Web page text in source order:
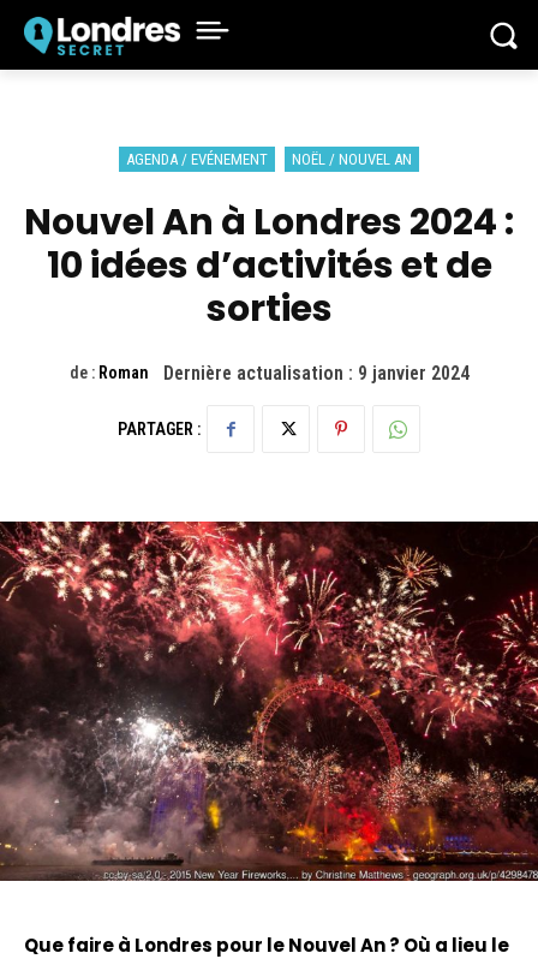
AGENDA / EVÉNEMENT NOËL / NOUVEL AN
Nouvel An à Londres 2024 :
10 idées d’activités et de
sorties
de : Roman Dernière actualisation : 9 janvier 2024
PARTAGER :
Que faire à Londres pour le Nouvel An ? Où a lieu le